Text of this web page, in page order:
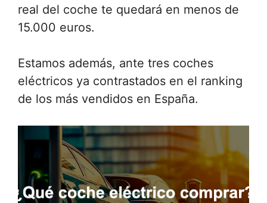
real del coche te quedará en menos de
15.000 euros.
Estamos además, ante tres coches
eléctricos ya contrastados en el ranking
de los más vendidos en España.